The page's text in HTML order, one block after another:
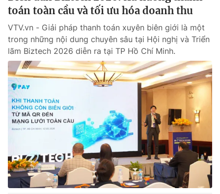
toán toàn cầu và tối ưu hóa doanh thu
VTV.vn - Giải pháp thanh toán xuyên biên giới là một
trong những nội dung chuyên sâu tại Hội nghị và Triển
lãm Biztech 2026 diễn ra tại TP Hồ Chí Minh.